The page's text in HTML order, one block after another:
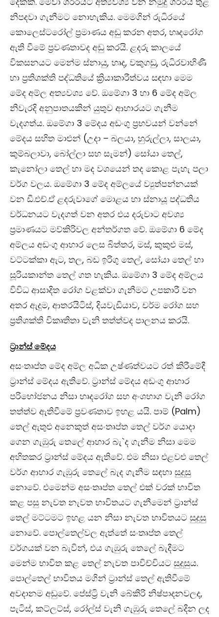
නිපදවා ගැනීමට නොහැකිය. මෙමගින් රුධිරයේ
කොලෙස්ටරෝල් ප්‍රමාණය අඩු කරන අතර, හෘදරෝග
ඇති වීමේ ප්‍රවණතාවද අඩු කරයි. ළදරු කාලයේ
විකසනයට මෙන්ම ස්නායු, හෘද, වකුගඩු, රුධිරවාහිණී
හා ප්‍රතිශක්ති පද්ධතියේ ක්‍රියාකාරීත්වය සඳහා මෙම
මේද අම්ල අත්‍යවශ්‍ය වේ. ඔමේගා 3 හා 6 මේද අම්ල
නිවැරදි අනුපාතයකින් යුතුව ආහාරයට ගැනීම
වැදගත්ය. ඔමේගා 3 මේදය අඩංගු ප්‍රභවයන් වන්නේ
මේදය සහිත මාළුන් (උදා – බලයා, හුරුල්ලා, සාලයා,
කුම්බලාවා, බෝල්ලා සහ සැමන්) සෝයා තෙල්,
කැනෝලා තෙල් හා මද වශයෙන් තද කොළ පැහැ පලා
වර්ග වලය. ඔමේගා 3 මේද අම්ලයේ ව්‍යුත්පන්නයක්
වන ඩී.එච්.ඒ ළදරුවාගේ මොළය හා ස්නායූ පද්ධතිය
වර්ධනයට වැදගත් වන අතර එය දරුවාට අවශ්‍ය
ප්‍රමාණයට මව්කිරිවල අන්තර්ගත වේ. ඔමේගා 6 මේද
අම්ලය අඩංගු ආහාර ලෙස බිත්තර, මස්, කුකුළු මස්,
වට්ටක්කා ඇට, තල, බඩ ඉරිගු තෙල්, සෝයා තෙල් හා
සූරියකාන්ත තෙල් ගත හැකිය. ඔමේගා 3 මේද අම්ලය
විවිධ ආසාදිත රෝග වළක්වා ගැනීමට උපකාරී වන
අතර ඇදුම, ආතරයිටිස්, දියවැඩියාව, චර්ම රෝග සහ
ප්‍රතිශක්ති විකෘතිතා වැනි තත්ත්වද පාලනය කරයි.
ට්‍රාන්ස් මේදය
අසංතෘප්ත මේද අම්ල අධික උෂ්ණත්වයට රත් කිරීමේදී
ට්‍රාන්ස් මේදය ඇතිවේ. ට්‍රාන්ස් මේදය අඩංගු ආහාර
පරිභෝජනය නිසා හෘදරෝග සහ අංශභාග වැනි රෝග
තත්ත්ව ඇතිවීමේ ප්‍රවණතාව ඉහළ යයි. පාම් (Palm)
තෙල් ඇතුළු අනෙකුත් අසංතෘප්ත තෙල් වර්ග යොදා
ගෙන ගැඹුරු තෙලේ ආහාර බැ`ද ගැනීම නිසා මෙම
අහිතකර ට්‍රාන්ස් මේදය ඇතිවේ. එම නිසා එළවළු තෙල්
වර්ග ආහාර ගැඹුරු තෙලේ බැද ගැනීම සඳහා සුදුසු
නොවේ. එමෙන්ම අසංතෘප්ත තෙල් එක් වරක් භාවිත
කළ පසු නැවත නැවත භාවිතයට ගැනීමෙන් ට්‍රාන්ස්
තෙල් මට්ටමට ඉහළ යන නිසා නැවත භාවිතයට සුදුසු
නොවේ. පොල්තෙල්වල ඇත්තේ සංතෘප්ත තෙල්
වර්ගයක් වන බැවින්, එය ගැඹුරු තෙලේ බැදීමට
මෙන්ම භාවිත කළ තෙල් නැවත පාවිච්චියට සුදුසුය.
පොල්තෙල් භාවිතය මගින් ට්‍රාන්ස් තෙල් ඇතිවීමේ
අවදානම අඩුවේ. පේස්ට්‍රි වැනි බේකිරි නිෂ්පාදනවලද,
පැටිස්, කට්ලට්ස්, රෝල්ස් වැනි ගැඹුරු තෙලේ බදින ලද